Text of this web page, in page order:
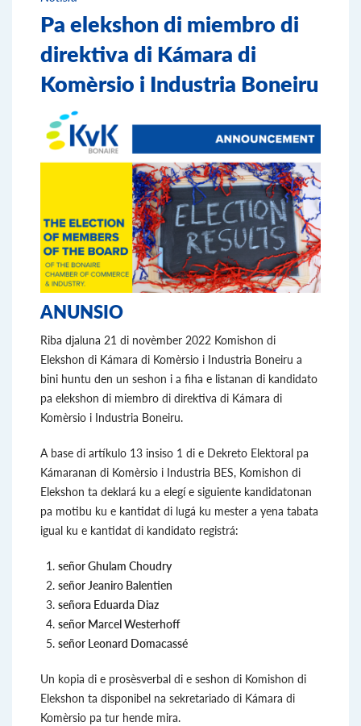
Pa elekshon di miembro di
direktiva di Kámara di
Komèrsio i Industria Boneiru
ANUNSIO
Riba djaluna 21 di novèmber 2022 Komishon di
Elekshon di Kámara di Komèrsio i Industria Boneiru a
bini huntu den un seshon i a fiha e listanan di kandidato
pa elekshon di miembro di direktiva di Kámara di
Komèrsio i Industria Boneiru.
A base di artíkulo 13 insiso 1 di e Dekreto Elektoral pa
Kámaranan di Komèrsio i Industria BES, Komishon di
Elekshon ta deklará ku a elegí e siguiente kandidatonan
pa motibu ku e kantidat di lugá ku mester a yena tabata
igual ku e kantidat di kandidato registrá:
señor Ghulam Choudry
señor Jeaniro Balentien
señora Eduarda Diaz
señor Marcel Westerhoff
señor Leonard Domacassé
Un kopia di e prosèsverbal di e seshon di Komishon di
Elekshon ta disponibel na sekretariado di Kámara di
Komèrsio pa tur hende mira.